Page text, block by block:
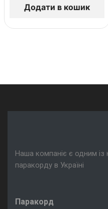
Додати в кошик
Наша компаніє є одним із
паракорду в Україні
Паракорд